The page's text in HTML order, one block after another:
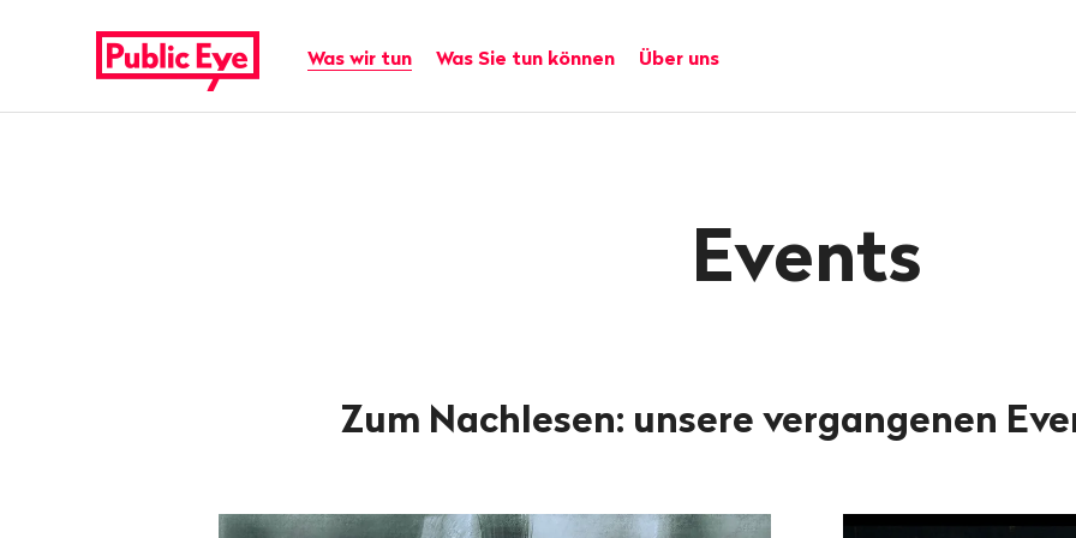
publiceye.ch
Hauptnavigation
Was wir tun Was Sie tun können Über uns
Events
Zum Nachlesen: unsere vergangenen